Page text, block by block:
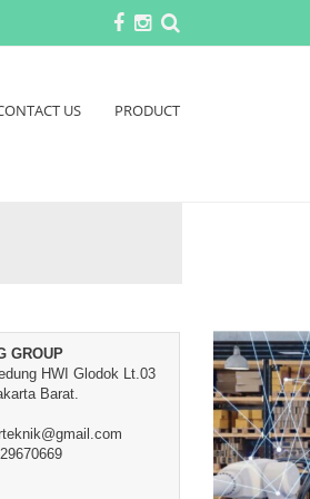
US PRODUCT
GROUP
HWI Glodok Lt.03
Barat.